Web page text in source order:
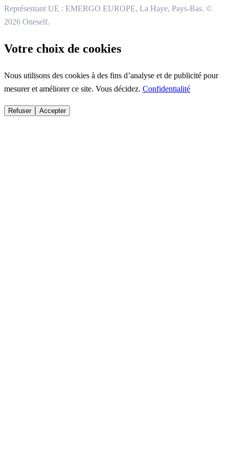
Représentant UE : EMERGO EUROPE, La Haye, Pays-Bas. ©
2026 Oneself.
Votre choix de cookies
Nous utilisons des cookies à des fins d’analyse et de publicité pour
mesurer et améliorer ce site. Vous décidez. Confidentialité
Refuser Accepter